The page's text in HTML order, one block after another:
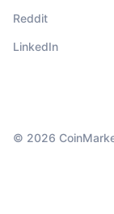
Reddit
LinkedIn
© 2026